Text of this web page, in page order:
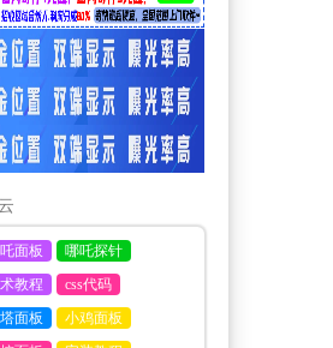
面板
哪吒探针
教程
css代码
面板
小鸡面板